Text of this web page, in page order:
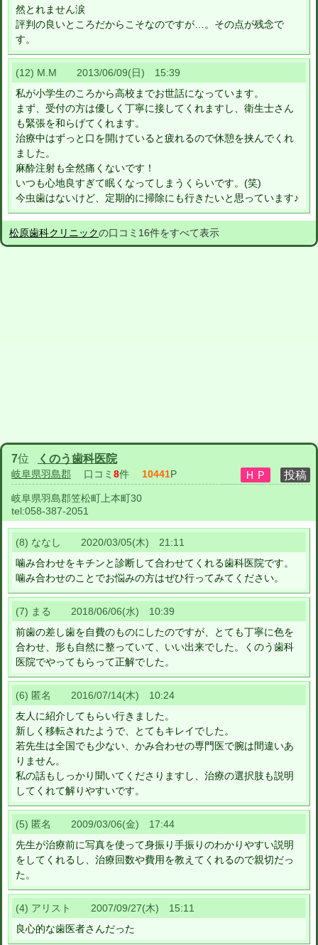
然とれません涙
評判の良いところだからこそなのですが…。その点が残念で
す。
(12) M.M 2013/06/09(日) 15:39
私が小学生のころから高校までお世話になっています。
まず、受付の方は優しく丁寧に接してくれますし、衛生士さん
も緊張を和らげてくれます。
治療中はずっと口を開けていると疲れるので休憩を挟んでくれ
ました。
麻酔注射も全然痛くないです！
いつも心地良すぎて眠くなってしまうくらいです。(笑)
今虫歯はないけど、定期的に掃除にも行きたいと思っています♪
松原歯科クリニックの口コミ16件をすべて表示
7位 くのう歯科医院
岐阜県羽島郡 口コミ 8件 10441P
岐阜県羽島郡笠松町上本町30
tel:058-387-2051
(8) ななし 2020/03/05(木) 21:11
噛み合わせをキチンと診断して合わせてくれる歯科医院です。
噛み合わせのことでお悩みの方はぜひ行ってみてください。
(7) まる 2018/06/06(水) 10:39
前歯の差し歯を自費のものにしたのですが、とても丁寧に色を
合わせ、形も自然に整っていて、いい出来でした。くのう歯科
医院でやってもらって正解でした。
(6) 匿名 2016/07/14(木) 10:24
友人に紹介してもらい行きました。
新しく移転されたようで、とてもキレイでした。
若先生は全国でも少ない、かみ合わせの専門医で腕は間違いあ
りません。
私の話もしっかり聞いてくださりますし、治療の選択肢も説明
してくれて解りやすいです。
(5) 匿名 2009/03/06(金) 17:44
先生が治療前に写真を使って身振り手振りのわかりやすい説明
をしてくれるし、治療回数や費用を教えてくれるので親切だっ
た。
(4) アリスト 2007/09/27(木) 15:11
良心的な歯医者さんだった